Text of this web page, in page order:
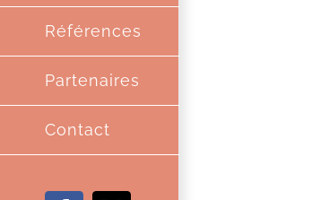
Références
Partenaires
Contact